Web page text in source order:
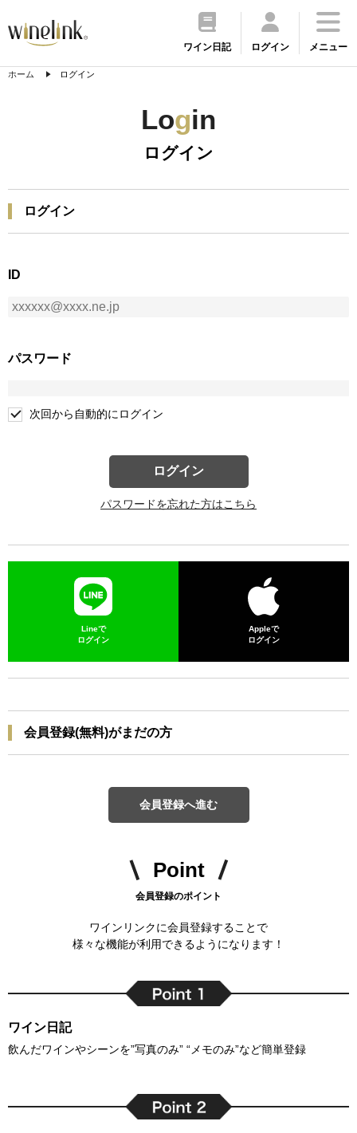
ワイン日記 ログイン メニュー
ホーム ログイン
Login
ログイン
ログイン
ID
パスワード
次回から自動的にログイン
ログイン
パスワードを忘れた方はこちら
Lineで
ログイン
Appleで
ログイン
会員登録(無料)がまだの方
会員登録へ進む
Point
会員登録のポイント
ワインリンクに会員登録することで
様々な機能が利用できるようになります！
ワイン日記
飲んだワインやシーンを”写真のみ” “メモのみ”など簡単登録